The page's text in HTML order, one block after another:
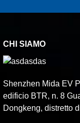
CHI SIAMO
Shenzhen Mida EV
edificio BTR, n. 8
Dongkeng, distretto